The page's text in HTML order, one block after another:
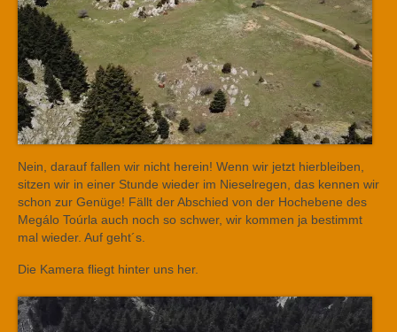
Nein, darauf fallen wir nicht herein! Wenn wir jetzt hierbleiben,
sitzen wir in einer Stunde wieder im Nieselregen, das kennen wir
schon zur Genüge! Fällt der Abschied von der Hochebene des
Megálo Toúrla auch noch so schwer, wir kommen ja bestimmt
mal wieder. Auf geht´s.
Die Kamera fliegt hinter uns her.